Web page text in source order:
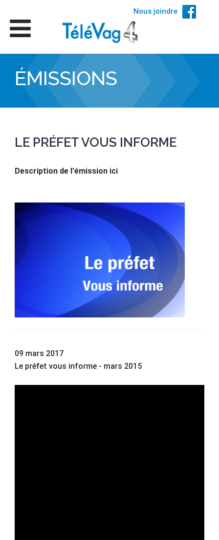
Nous joindre
ÉMISSIONS
LE PRÉFET VOUS INFORME
Description de l'émission ici
09 mars 2017
Le préfet vous informe - mars 2015